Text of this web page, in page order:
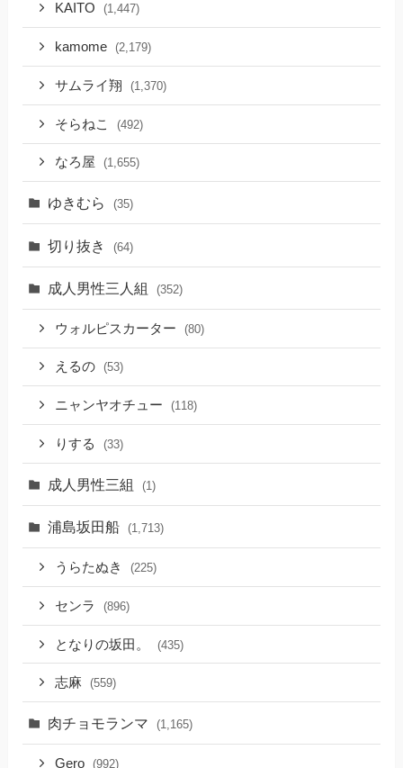
KAITO (1,447)
kamome (2,179)
サムライ翔 (1,370)
そらねこ (492)
なろ屋 (1,655)
ゆきむら (35)
切り抜き (64)
成人男性三人組 (352)
ウォルピスカーター (80)
えるの (53)
ニャンヤオチュー (118)
りする (33)
成人男性三組 (1)
浦島坂田船 (1,713)
うらたぬき (225)
センラ (896)
となりの坂田。 (435)
志麻 (559)
肉チョモランマ (1,165)
Gero (992)